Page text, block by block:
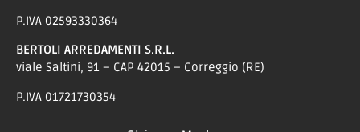
P.IVA 02593330364
BERTOLI ARREDAMENTI S.R.L.
viale Saltini, 91 – CAP 42015 – Correggio (RE)
P.IVA 01721730354